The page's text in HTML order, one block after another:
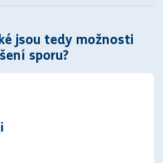
jsou tedy možnosti
sporu?